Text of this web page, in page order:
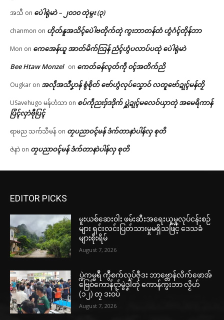
အသီ on ပေဲါရုဲမာဲ – ၂၀၁၀ တုဲမ္ဂး (၃)
chanmon on ဟိုတ်နူအသိၚ်ပေဲါဗတိုက်တုဲ ကွးဘာတန်တံ ဟွံဂံၚ်တိုန်ဘာ
Mon on ကေအေန်ယူ အာတ်မိက်သြန် ညံၚ်ဟွံပလာပ်ပထုဲ ပေဲါရုဲမာဲ
Bee Htaw Monzel on ကေတ်ခန်လ္ၚတ်ကဵု ၀ၚ်အတိက်ညိ
Ougkar on အလဵုအသဳပၞာန် စွံစိုတ် ဗော်ဟွံလုပ်သၞောဝ် လတူဗော်ဍုၚ်မန်တၟိ
USavehugo မန်ဟံသာ on စပ်ကဵုညးဒှ်ဒဒိုက် ပ္ဋဲဍုၚ်မလေဝ်ယှာတုဲ အမေရိကာန်
ပြံၚ်လှာဲဗီုပြၚ်
ရာမည သက်သီမန် on တၠပညာဝၚ်မန် ဒံက်တာနာဲပါန်လှ စုတိ
ဇဲနာဲ on တၠပညာဝၚ်မန် ဒံက်တာနာဲပါန်လှ စုတိ
EDITOR PICKS
မူးယစ်ဆေးဝါး ဖမ်းဆီးအရေးယူမှုလုပ်ငန်းစဉ်
များ ရှင်းလင်းပြတ်သားမှုမရှိသဖြင့် ဒေသခံ
များစိုးရိမ်
August 7, 2026
ပ္ဍဲကမ္မရဳ ကွဳစက်လုပ်ဇီုဒး ဘာဗ္တောန်လိက်ဖောအ်
ဗြေဝ်ကောန်ၚာ်မွဲဒၞါဲတုဲ ကောန်ကွးဘာ လၟိဟ်
(၁၂) တၠ ဒးဝပ်
August 7, 2026